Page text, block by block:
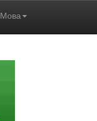
Мова